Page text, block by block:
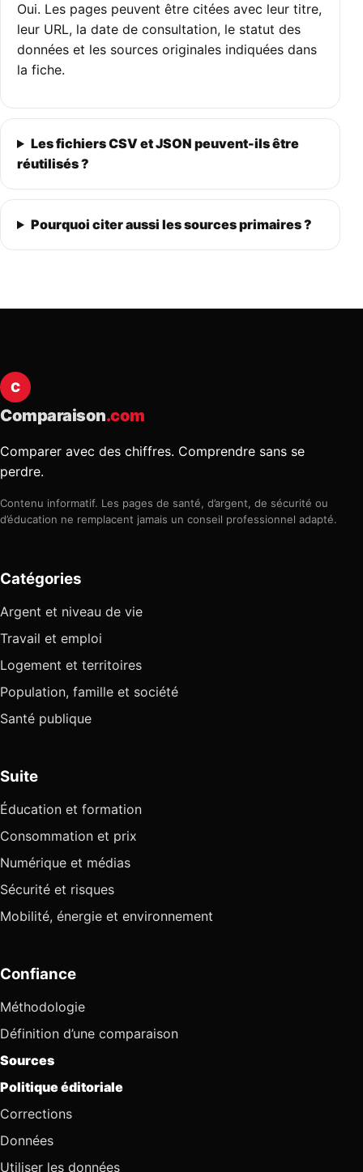
Oui. Les pages peuvent être citées avec leur titre,
leur URL, la date de consultation, le statut des
données et les sources originales indiquées dans
la fiche.
Les fichiers CSV et JSON peuvent-ils être
réutilisés ?
Pourquoi citer aussi les sources primaires ?
C
Comparaison.com
Comparer avec des chiffres. Comprendre sans se
perdre.
Contenu informatif. Les pages de santé, d’argent, de sécurité ou
d’éducation ne remplacent jamais un conseil professionnel adapté.
Catégories
Argent et niveau de vie
Travail et emploi
Logement et territoires
Population, famille et société
Santé publique
Suite
Éducation et formation
Consommation et prix
Numérique et médias
Sécurité et risques
Mobilité, énergie et environnement
Confiance
Méthodologie
Définition d’une comparaison
Sources
Politique éditoriale
Corrections
Données
Utiliser les données